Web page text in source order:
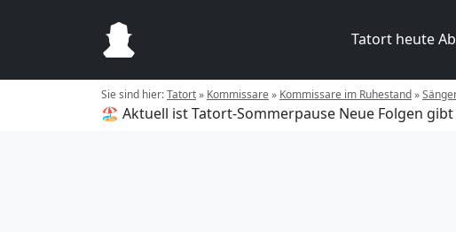
Tatort heute
Sie sind hier:Tatort» Kommissare» Kommissare im Ruhestand»
🏖️ Aktuell ist Tatort-Sommerpause Neue Folgen